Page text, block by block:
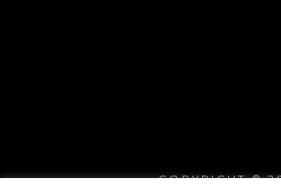
COPYRIGHT ©